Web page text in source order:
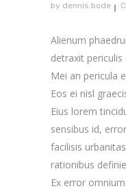
by dennis.bode
Alienum
detraxit periculis
Mei an pericula
Eos ei nisl
Eius lorem
sensibus id,
facilisis
rationibus
Ex error